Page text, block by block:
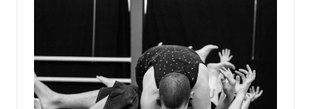
(RJ/NYC), no Centro Coreográfico do Rio de Janeiro.
Interessa-se por metodologia de pesquisa em arte,
processos de criação de obras e ensino-aprendizagem da
dança. Suas pesquisas triangulam a dança
contemporânea no Brasil, Canadá e Moçambique, onde
atua desde 2011 no meio profissional.